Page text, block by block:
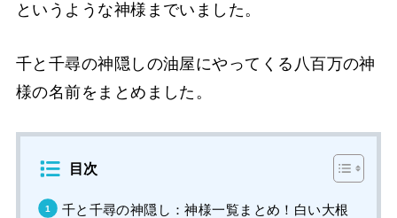
というような神様までいました。
千と千尋の神隠しの油屋にやってくる八百万の神
様の名前をまとめました。
目次
千と千尋の神隠し：神様一覧まとめ！白い大根